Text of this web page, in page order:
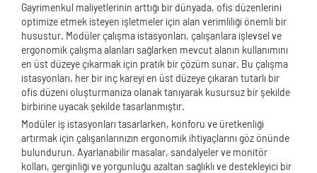
Gayrimenkul maliyetlerinin arttığı bir dünyada, ofis düzenlerini
optimize etmek isteyen işletmeler için alan verimliliği önemli bir
husustur. Modüler çalışma istasyonları, çalışanlara işlevsel ve
ergonomik çalışma alanları sağlarken mevcut alanın kullanımını
en üst düzeye çıkarmak için pratik bir çözüm sunar. Bu çalışma
istasyonları, her bir inç kareyi en üst düzeye çıkaran tutarlı bir
ofis düzeni oluşturmanıza olanak tanıyarak kusursuz bir şekilde
birbirine uyacak şekilde tasarlanmıştır.
Modüler iş istasyonları tasarlarken, konforu ve üretkenliği
artırmak için çalışanlarınızın ergonomik ihtiyaçlarını göz önünde
bulundurun. Ayarlanabilir masalar, sandalyeler ve monitör
kolları, gerginliği ve yorgunluğu azaltan sağlıklı ve destekleyici bir